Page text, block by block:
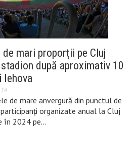
mari proporții pe Cluj
după aproximativ 10
Iehova
de mare anvergură din punctul de
organizate anual la Cluj
în 2024 pe…